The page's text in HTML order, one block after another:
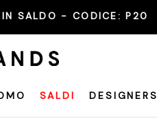
IN SALDO - CODICE:P20
SALDI DESIGNERS